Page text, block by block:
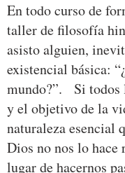
En todo curso de
taller de filosofía
asisto alguien,
existencial básica:
mundo?”. Si todos
y el objetivo de la
naturaleza esencial
Dios no nos lo hace
lugar de hacernos